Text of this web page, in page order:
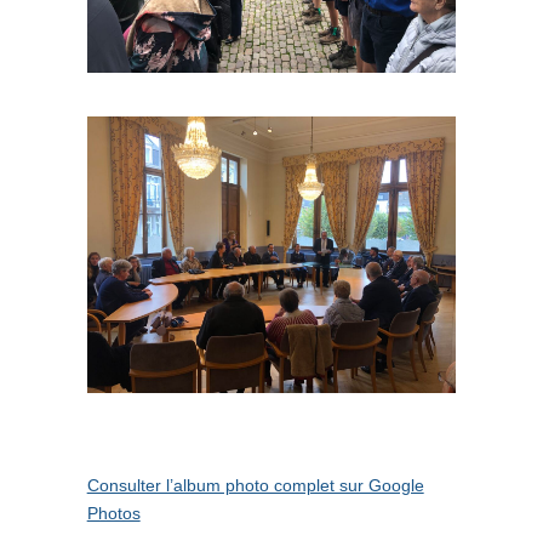
Consulter l’album photo complet sur Google
Photos